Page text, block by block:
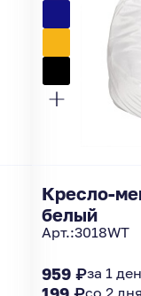
Кресло-
белый
Арт.:3018WT
959 ₽за 1
со 2